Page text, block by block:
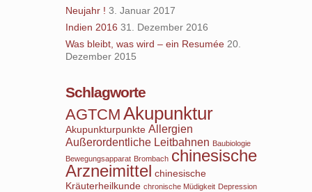
Neujahr ! 3. Januar 2017
Indien 2016 31. Dezember 2016
Was bleibt, was wird – ein Resumée 20.
Dezember 2015
Schlagworte
AGTCM Akupunktur
Akupunkturpunkte Allergien
Außerordentliche Leitbahnen Baubiologie
Bewegungsapparat Brombach chinesische
Arzneimittel chinesische
Kräuterheilkunde chronische Müdigkeit Depression